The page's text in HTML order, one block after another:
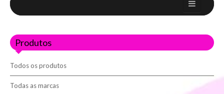
Sobre nós
Novidades
Contactos
Produtos
Todos os produtos
Todas as marcas